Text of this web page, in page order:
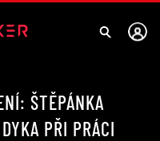
ŠTĚPÁNKA
PŘI PRÁCI